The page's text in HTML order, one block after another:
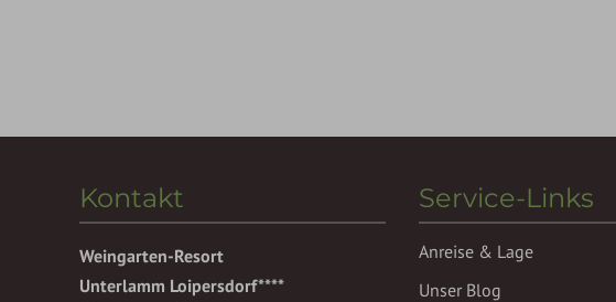
Kontakt
Weingarten-Resort
Unterlamm Loipersdorf****
Service-Links
Anreise & Lage
Unser Blog